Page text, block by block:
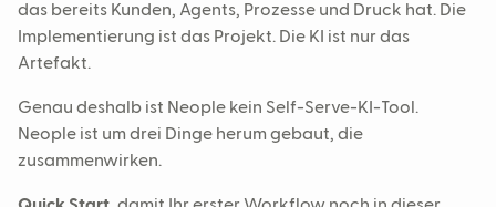
das bereits Kunden, Agents, Prozesse und Druck hat. Die
Implementierung ist das Projekt. Die KI ist nur das
Artefakt.
Genau deshalb ist Neople kein Self-Serve-KI-Tool.
Neople ist um drei Dinge herum gebaut, die
zusammenwirken.